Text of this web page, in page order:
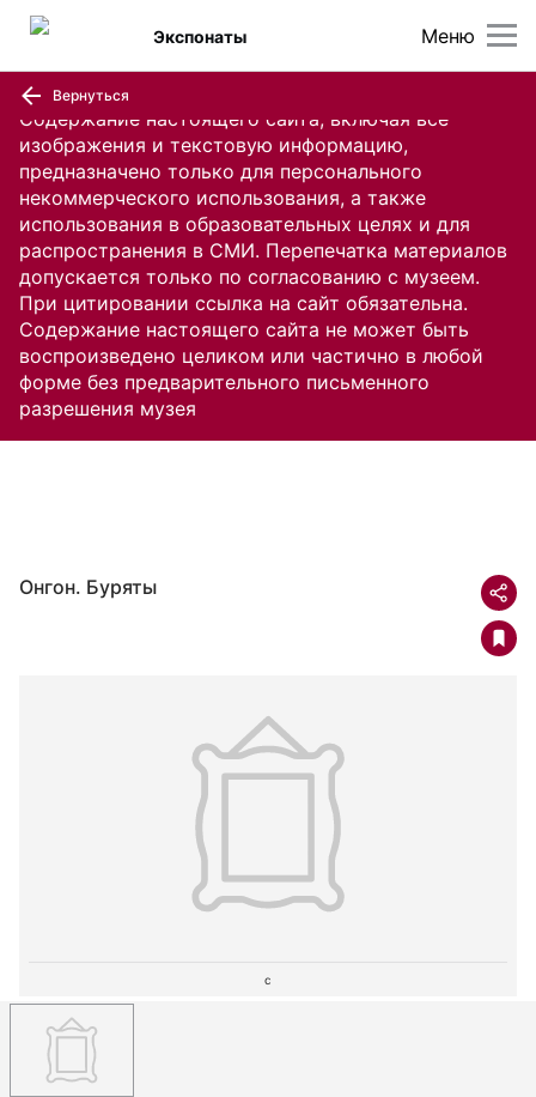
Содержание настоящего сайта, включая все
изображения и текстовую информацию,
предназначено только для персонального
некоммерческого использования, а также
использования в образовательных целях и для
распространения в СМИ. Перепечатка материалов
допускается только по согласованию с музеем.
При цитировании ссылка на сайт обязательна.
Содержание настоящего сайта не может быть
воспроизведено целиком или частично в любой
форме без предварительного письменного
разрешения музея
Меню
Экспонаты
Вернуться
Онгон. Буряты
c